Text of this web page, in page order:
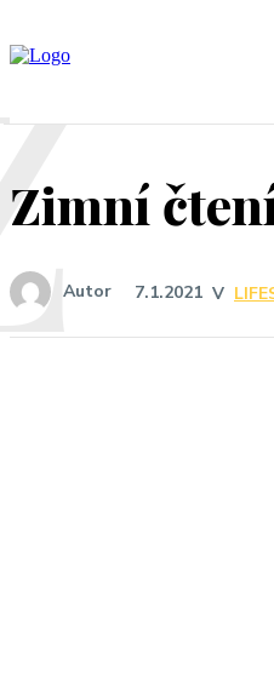
Zimní
Autor 7.1.2021 V